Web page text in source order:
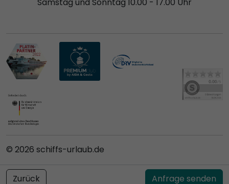
Zurück Anfrage senden
© 2026 schiffs-urlaub.de
AGB Datenschutz Cookie Einstellungen